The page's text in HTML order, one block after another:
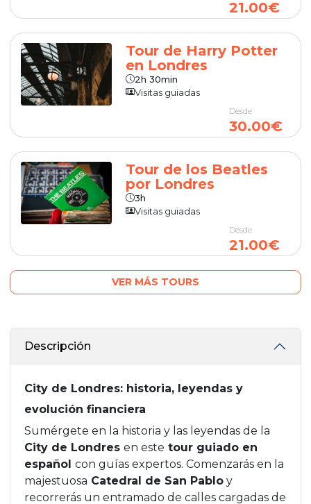
21.00€
Tour de Harry Potter
en Londres
2h 30min
Visitas guiadas
Desde
30.00€
Tour de los Beatles
por Londres
3h
Visitas guiadas
Desde
21.00€
VER MÁS TOURS
Descripción
City de Londres: historia, leyendas y
evolución financiera
Sumérgete en la historia y las leyendas de la
City de Londres en este tour guiado en
español con guías expertos. Comenzarás en la
majestuosa Catedral de San Pablo y
recorrerás un entramado de calles cargadas de